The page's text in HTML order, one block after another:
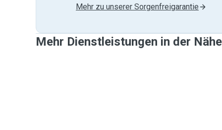
Mehr zu unserer Sorgenfreigarantie
Mehr Dienstleistungen in der